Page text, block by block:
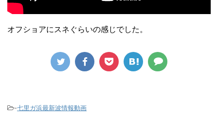
オフショアにスネぐらいの感じでした。
-七里ガ浜最新波情報動画